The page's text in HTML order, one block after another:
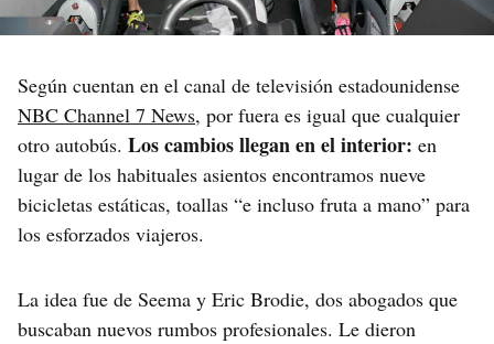
Según cuentan en el canal de televisión estadounidense
NBC Channel 7 News, por fuera es igual que cualquier
otro autobús. Los cambios llegan en el interior: en
lugar de los habituales asientos encontramos nueve
bicicletas estáticas, toallas “e incluso fruta a mano” para
los esforzados viajeros.
La idea fue de Seema y Eric Brodie, dos abogados que
buscaban nuevos rumbos profesionales. Le dieron